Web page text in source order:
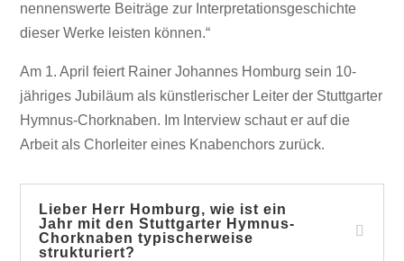
nennenswerte Beiträge zur Interpretationsgeschichte
dieser Werke leisten können.“
Am 1. April feiert Rainer Johannes Homburg sein 10-
jähriges Jubiläum als künstlerischer Leiter der Stuttgarter
Hymnus-Chorknaben. Im Interview schaut er auf die
Arbeit als Chorleiter eines Knabenchors zurück.
Lieber Herr Homburg, wie ist ein
Jahr mit den Stuttgarter Hymnus-
Chorknaben typischerweise
strukturiert?